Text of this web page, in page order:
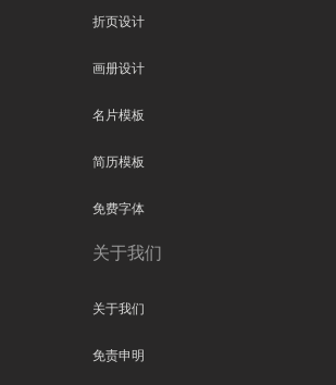
折页设计
画册设计
名片模板
简历模板
免费字体
关于我们
关于我们
免责申明